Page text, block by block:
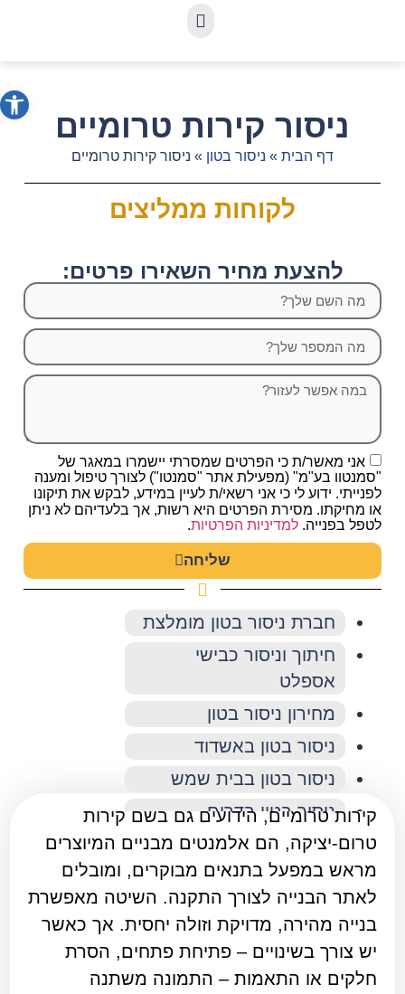
ניסור קירות טרומיים
דף הבית » ניסור בטון » ניסור קירות טרומיים
לקוחות ממליצים
קירות טרומיים, הידועים גם בשם קירות
טרום-יציקה, הם אלמנטים מבניים המיוצרים
מראש במפעל בתנאים מבוקרים, ומובלים
לאתר הבנייה לצורך התקנה. השיטה מאפשרת
בנייה מהירה, מדויקת וזולה יחסית. אך כאשר
יש צורך בשינויים – פתיחת פתחים, הסרת
חלקים או התאמות – התמונה משתנה
להצעת מחיר השאירו פרטים:
אני מאשר/ת כי הפרטים שמסרתי יישמרו במאגר של
"סמנטוו בע"מ" (מפעילת אתר "סמנטו") לצורך טיפול ומענה
לפנייתי. ידוע לי כי אני רשאי/ת לעיין במידע, לבקש את תיקונו
או מחיקתו. מסירת הפרטים היא רשות, אך בלעדיהם לא ניתן
לטפל בפנייה. למדיניות הפרטיות.
שליחה
חברת ניסור בטון מומלצת
חיתוך וניסור כבישי
אספלט
מחירון ניסור בטון
ניסור בטון באשדוד
ניסור בטון בבית שמש
ניסור בטון בדרום
ניסור בטון בירושלים
ניסור בטון בכבל יהלום
ניסור בטון במרכז
ניסור בטון בצנרת ביוב
ניסור בטון בצפון
פתח